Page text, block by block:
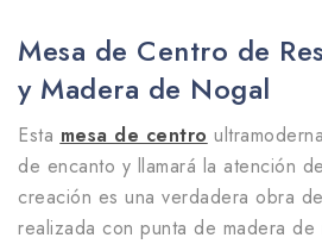
Mesa de Centro de
y Madera de Nogal
Esta mesa de centro
de encanto y llamará la atención
creación es una verdadera obra
realizada con punta de madera